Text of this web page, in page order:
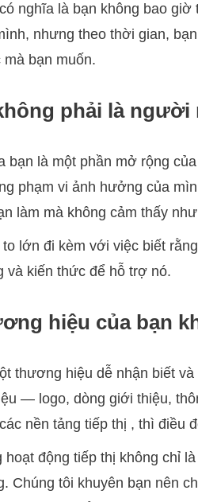
nghĩa là bạn không bao
nhưng theo thời gian,
bạn muốn.
phải là người
bạn là một phần mở rộng
phạm vi ảnh hưởng của
làm mà không cảm thấy
lớn đi kèm với việc biết
và kiến ​​thức để hỗ trợ nó.
hiệu của bạn
thương hiệu dễ nhận biết
— logo, dòng giới thiệu,
nền tảng tiếp thị , thì điều
hoạt động tiếp thị không chỉ
Chúng tôi khuyên bạn nên